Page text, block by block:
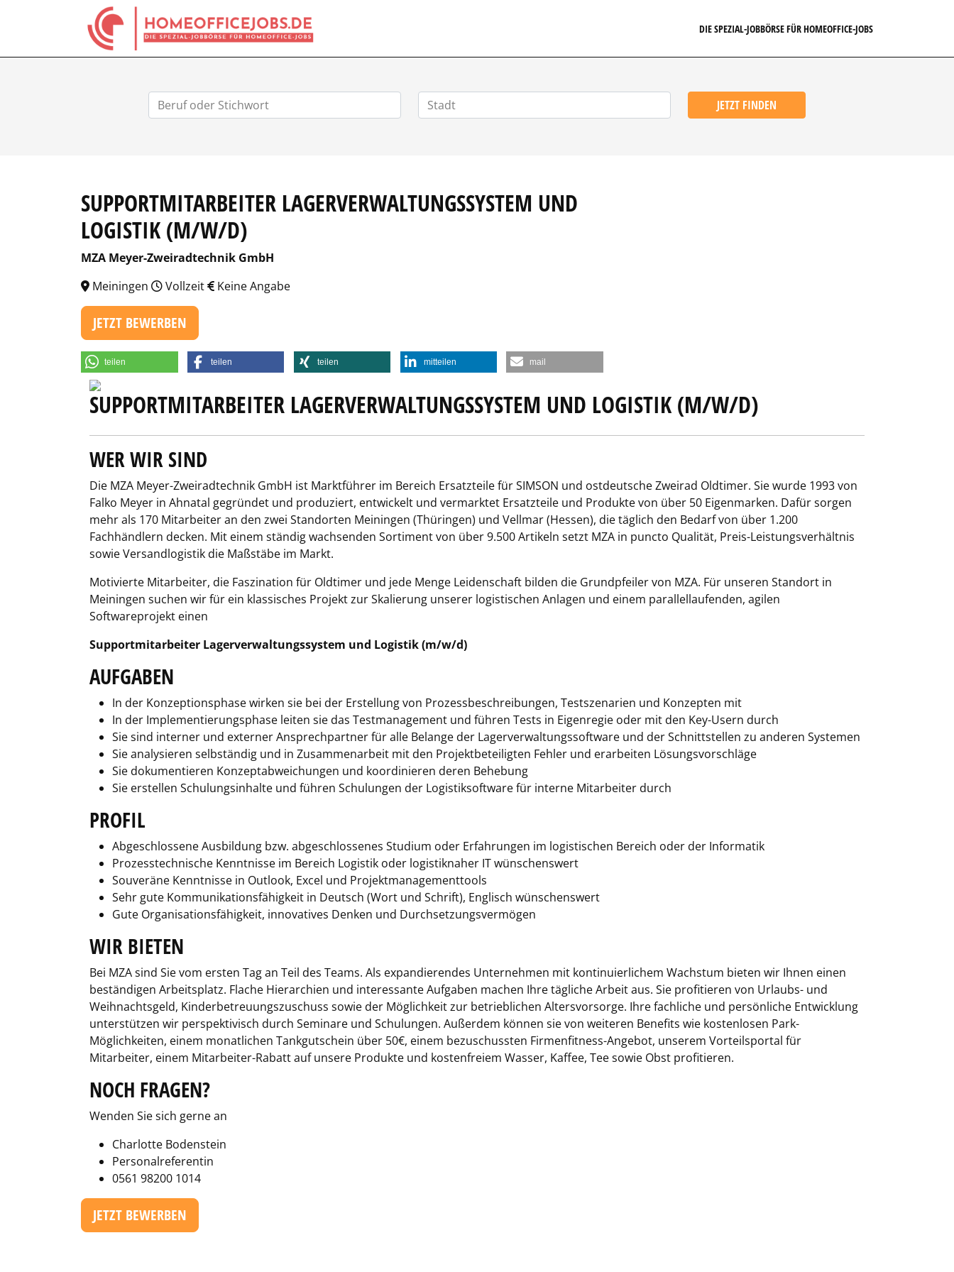
DIE SPEZIAL-JOBBÖRSE FÜR HOMEOFFICE-JOBS
JETZT FINDEN
SUPPORTMITARBEITER LAGERVERWALTUNGSSYSTEM UND
LOGISTIK (M/W/D)
MZA Meyer-Zweiradtechnik GmbH
Meiningen
Vollzeit Keine Angabe
JETZT BEWERBEN
teilen teilen teilen mitteilen mail
SUPPORTMITARBEITER LAGERVERWALTUNGSSYSTEM UND LOGISTIK (M/W/D)
WER WIR SIND
Die MZA Meyer-Zweiradtechnik GmbH ist Marktführer im Bereich Ersatzteile für SIMSON und ostdeutsche Zweirad Oldtimer. Sie wurde 1993 von
Falko Meyer in Ahnatal gegründet und produziert, entwickelt und vermarktet Ersatzteile und Produkte von über 50 Eigenmarken. Dafür sorgen
mehr als 170 Mitarbeiter an den zwei Standorten Meiningen (Thüringen) und Vellmar (Hessen), die täglich den Bedarf von über 1.200
Fachhändlern decken. Mit einem ständig wachsenden Sortiment von über 9.500 Artikeln setzt MZA in puncto Qualität, Preis-Leistungsverhältnis
sowie Versandlogistik die Maßstäbe im Markt.
Motivierte Mitarbeiter, die Faszination für Oldtimer und jede Menge Leidenschaft bilden die Grundpfeiler von MZA. Für unseren Standort in
Meiningen suchen wir für ein klassisches Projekt zur Skalierung unserer logistischen Anlagen und einem parallellaufenden, agilen
Softwareprojekt einen
Supportmitarbeiter Lagerverwaltungssystem und Logistik (m/w/d)
AUFGABEN
In der Konzeptionsphase wirken sie bei der Erstellung von Prozessbeschreibungen, Testszenarien und Konzepten mit
In der Implementierungsphase leiten sie das Testmanagement und führen Tests in Eigenregie oder mit den Key-Usern durch
Sie sind interner und externer Ansprechpartner für alle Belange der Lagerverwaltungssoftware und der Schnittstellen zu anderen Systemen
Sie analysieren selbständig und in Zusammenarbeit mit den Projektbeteiligten Fehler und erarbeiten Lösungsvorschläge
Sie dokumentieren Konzeptabweichungen und koordinieren deren Behebung
Sie erstellen Schulungsinhalte und führen Schulungen der Logistiksoftware für interne Mitarbeiter durch
PROFIL
Abgeschlossene Ausbildung bzw. abgeschlossenes Studium oder Erfahrungen im logistischen Bereich oder der Informatik
Prozesstechnische Kenntnisse im Bereich Logistik oder logistiknaher IT wünschenswert
Souveräne Kenntnisse in Outlook, Excel und Projektmanagementtools
Sehr gute Kommunikationsfähigkeit in Deutsch (Wort und Schrift), Englisch wünschenswert
Gute Organisationsfähigkeit, innovatives Denken und Durchsetzungsvermögen
WIR BIETEN
Bei MZA sind Sie vom ersten Tag an Teil des Teams. Als expandierendes Unternehmen mit kontinuierlichem Wachstum bieten wir Ihnen einen
beständigen Arbeitsplatz. Flache Hierarchien und interessante Aufgaben machen Ihre tägliche Arbeit aus. Sie profitieren von Urlaubs- und
Weihnachtsgeld, Kinderbetreuungszuschuss sowie der Möglichkeit zur betrieblichen Altersvorsorge. Ihre fachliche und persönliche Entwicklung
unterstützen wir perspektivisch durch Seminare und Schulungen. Außerdem können sie von weiteren Benefits wie kostenlosen Park-
Möglichkeiten, einem monatlichen Tankgutschein über 50€, einem bezuschussten Firmenfitness-Angebot, unserem Vorteilsportal für
Mitarbeiter, einem Mitarbeiter-Rabatt auf unsere Produkte und kostenfreiem Wasser, Kaffee, Tee sowie Obst profitieren.
NOCH FRAGEN?
Wenden Sie sich gerne an
Charlotte Bodenstein
Personalreferentin
0561 98200 1014
JETZT BEWERBEN